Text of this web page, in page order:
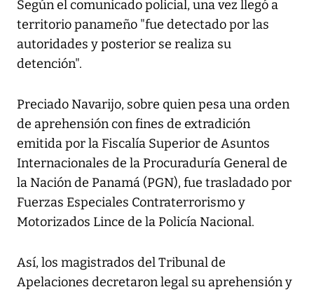
Según el comunicado policial, una vez llegó a
territorio panameño "fue detectado por las
autoridades y posterior se realiza su
detención".
Preciado Navarijo, sobre quien pesa una orden
de aprehensión con fines de extradición
emitida por la Fiscalía Superior de Asuntos
Internacionales de la Procuraduría General de
la Nación de Panamá (PGN), fue trasladado por
Fuerzas Especiales Contraterrorismo y
Motorizados Lince de la Policía Nacional.
Así, los magistrados del Tribunal de
Apelaciones decretaron legal su aprehensión y